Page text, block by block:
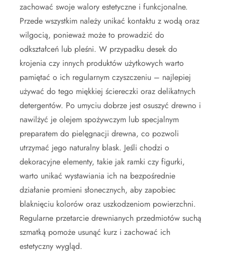
zachować swoje walory estetyczne i funkcjonalne.
Przede wszystkim należy unikać kontaktu z wodą oraz
wilgocią, ponieważ może to prowadzić do
odkształceń lub pleśni. W przypadku desek do
krojenia czy innych produktów użytkowych warto
pamiętać o ich regularnym czyszczeniu – najlepiej
używać do tego miękkiej ściereczki oraz delikatnych
detergentów. Po umyciu dobrze jest osuszyć drewno i
nawilżyć je olejem spożywczym lub specjalnym
preparatem do pielęgnacji drewna, co pozwoli
utrzymać jego naturalny blask. Jeśli chodzi o
dekoracyjne elementy, takie jak ramki czy figurki,
warto unikać wystawiania ich na bezpośrednie
działanie promieni słonecznych, aby zapobiec
blaknięciu kolorów oraz uszkodzeniom powierzchni.
Regularne przetarcie drewnianych przedmiotów suchą
szmatką pomoże usunąć kurz i zachować ich
estetyczny wygląd.